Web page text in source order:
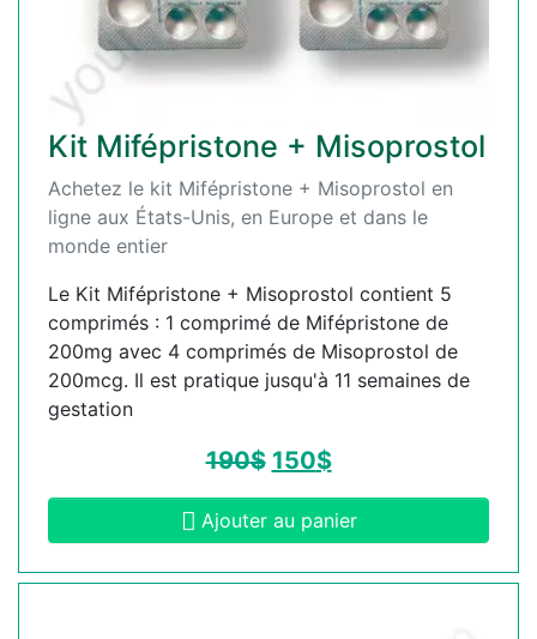
Kit Mifépristone + Misoprostol
Achetez le kit Mifépristone + Misoprostol en
ligne aux États-Unis, en Europe et dans le
monde entier
Le Kit Mifépristone + Misoprostol contient 5
comprimés : 1 comprimé de Mifépristone de
200mg avec 4 comprimés de Misoprostol de
200mcg. Il est pratique jusqu'à 11 semaines de
gestation
190$ 150$
Ajouter au panier